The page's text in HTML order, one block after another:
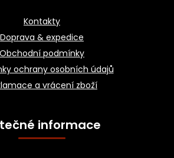
Kontakty
Doprava & expedice
Obchodní podmínky
ochrany osobních údajů
a vrácení zboží
informace